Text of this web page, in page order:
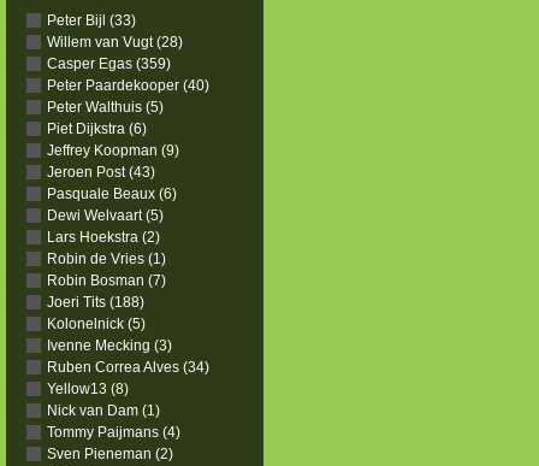
Peter Bijl (33)
Willem van Vugt (28)
Casper Egas (359)
Peter Paardekooper (40)
Peter Walthuis (5)
Piet Dijkstra (6)
Jeffrey Koopman (9)
Jeroen Post (43)
Pasquale Beaux (6)
Dewi Welvaart (5)
Lars Hoekstra (2)
Robin de Vries (1)
Robin Bosman (7)
Joeri Tits (188)
Kolonelnick (5)
Ivenne Mecking (3)
Ruben Correa Alves (34)
Yellow13 (8)
Nick van Dam (1)
Tommy Paijmans (4)
Sven Pieneman (2)